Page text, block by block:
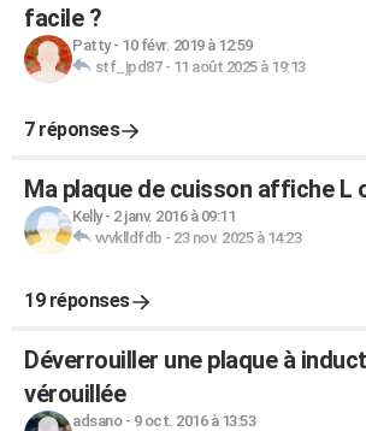
facile ?
Patty- 10 févr. 2019 à 12:59
stf_jpd87- 11 août 2025 à 19:13
7 réponses
Ma plaque de cuisson affiche L
Kelly- 2 janv. 2016 à 09:11
vvvklldfdb - 23 nov. 2025 à 14:23
19 réponses
Déverrouiller une plaque à
vérouillée
adsano- 9 oct. 2016 à 13:53